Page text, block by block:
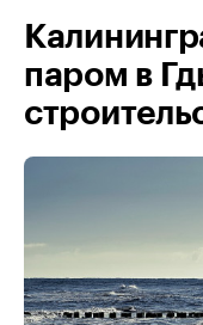
паром в